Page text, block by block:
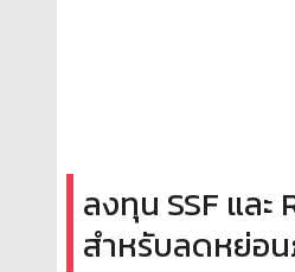
ลงทุน SSF และ
สำหรับลดหย่อ